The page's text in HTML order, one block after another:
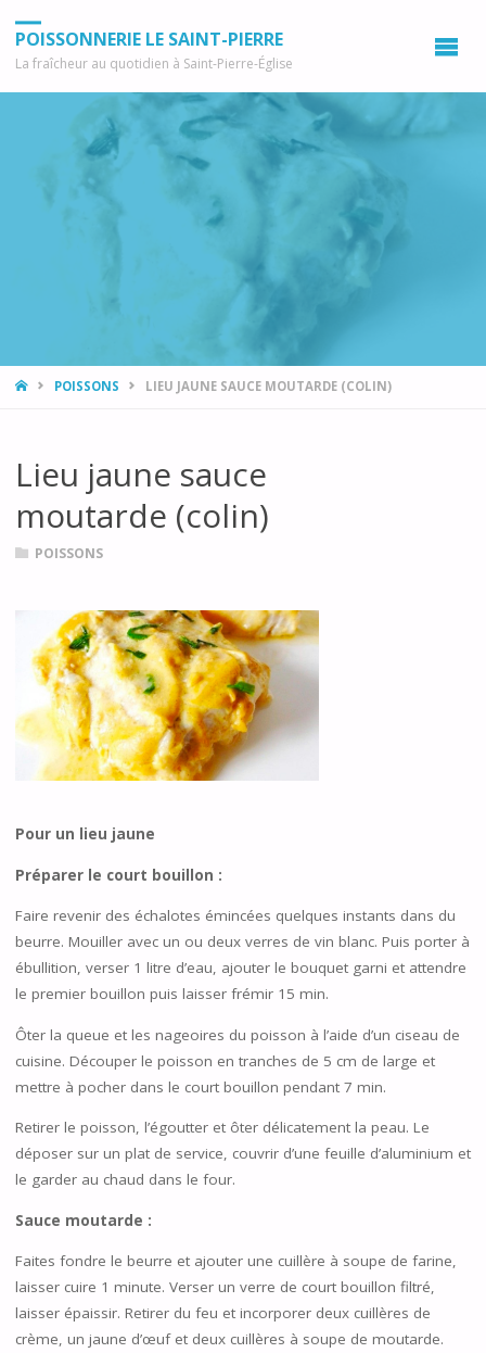
POISSONNERIE LE SAINT-PIERRE
La fraîcheur au quotidien à Saint-Pierre-Église
ACCUEIL
POISSONS LIEU JAUNE SAUCE MOUTARDE (COLIN)
Lieu jaune sauce
moutarde (colin)
POISSONS
Pour un lieu jaune
Préparer le court bouillon :
Faire revenir des échalotes émincées quelques instants dans du
beurre. Mouiller avec un ou deux verres de vin blanc. Puis porter à
ébullition, verser 1 litre d’eau, ajouter le bouquet garni et attendre
le premier bouillon puis laisser frémir 15 min.
Ôter la queue et les nageoires du poisson à l’aide d’un ciseau de
cuisine. Découper le poisson en tranches de 5 cm de large et
mettre à pocher dans le court bouillon pendant 7 min.
Retirer le poisson, l’égoutter et ôter délicatement la peau. Le
déposer sur un plat de service, couvrir d’une feuille d’aluminium et
le garder au chaud dans le four.
Sauce moutarde :
Faites fondre le beurre et ajouter une cuillère à soupe de farine,
laisser cuire 1 minute. Verser un verre de court bouillon filtré,
laisser épaissir. Retirer du feu et incorporer deux cuillères de
crème, un jaune d’œuf et deux cuillères à soupe de moutarde.